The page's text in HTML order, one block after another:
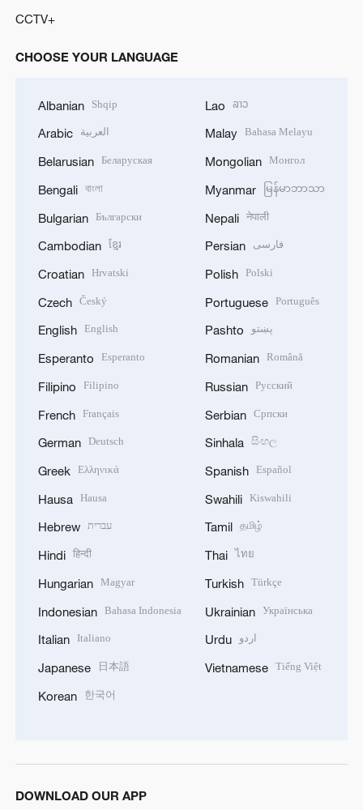
CCTV+
CHOOSE YOUR LANGUAGE
Albanian Shqip
Arabic العربية
Belarusian Беларуская
Bengali বাংলা
Bulgarian Български
Cambodian ខ្មែរ
Croatian Hrvatski
Czech Český
English English
Esperanto Esperanto
Filipino Filipino
French Français
German Deutsch
Greek Ελληνικά
Hausa Hausa
Hebrew עברית
Hindi हिन्दी
Hungarian Magyar
Indonesian Bahasa Indonesia
Italian Italiano
Japanese 日本語
Korean 한국어
Lao ລາວ
Malay Bahasa Melayu
Mongolian Монгол
Myanmar မြန်မာဘာသာ
Nepali नेपाली
Persian فارسی
Polish Polski
Portuguese Português
Pashto پښتو
Romanian Română
Russian Русский
Serbian Српски
Sinhala සිංහල
Spanish Español
Swahili Kiswahili
Tamil தமிழ்
Thai ไทย
Turkish Türkçe
Ukrainian Українська
Urdu اردو
Vietnamese Tiếng Việt
DOWNLOAD OUR APP